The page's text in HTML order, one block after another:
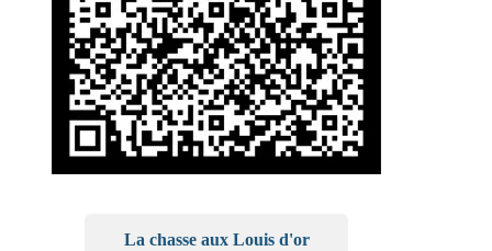
La chasse aux Louis d'or